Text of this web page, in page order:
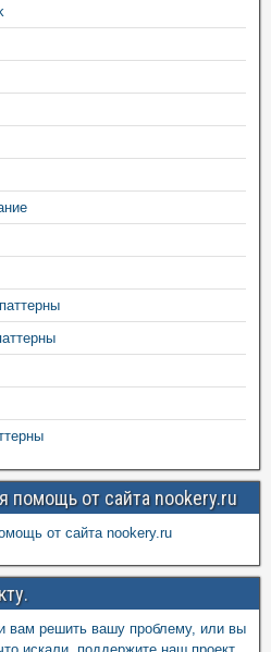
помощь от сайта nookery.ru
от сайта nookery.ru
вам решить вашу проблему, или вы